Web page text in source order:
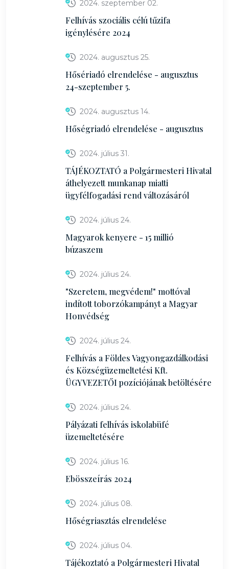
2024. szeptember 02.
Felhívás szociális célú tűzifa
igénylésére 2024
2024. augusztus 25.
Hősériadó elrendelése - augusztus
24-szeptember 5.
2024. augusztus 14.
Hőségriadó elrendelése - augusztus
2024. július 31.
TÁJÉKOZTATÓ a Polgármesteri Hivatal
áthelyezett munkanap miatti
ügyfélfogadási rend változásáról
2024. július 24.
Magyarok kenyere - 15 millió
búzaszem
2024. július 24.
"Szeretem, megvédem!" mottóval
indított toborzókampányt a Magyar
Honvédség
2024. július 24.
Felhívás a Földes Vagyongazdálkodási
és Községüzemeltetési Kft.
ÜGYVEZETŐI pozíciójának betöltésére
2024. július 24.
Pályázati felhívás iskolabüfé
üzemeltetésére
2024. július 16.
Ebösszeírás 2024
2024. július 08.
Hőségriasztás elrendelése
2024. július 04.
Tájékoztató a Polgármesteri Hivatal